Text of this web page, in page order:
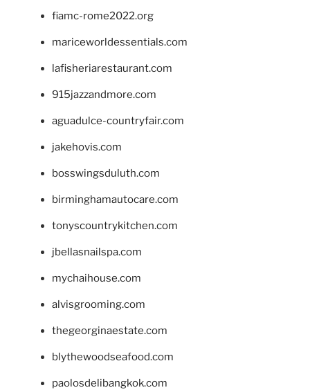
fiamc-rome2022.org
mariceworldessentials.com
lafisheriarestaurant.com
915jazzandmore.com
aguadulce-countryfair.com
jakehovis.com
bosswingsduluth.com
birminghamautocare.com
tonyscountrykitchen.com
jbellasnailspa.com
mychaihouse.com
alvisgrooming.com
thegeorginaestate.com
blythewoodseafood.com
paolosdelibangkok.com